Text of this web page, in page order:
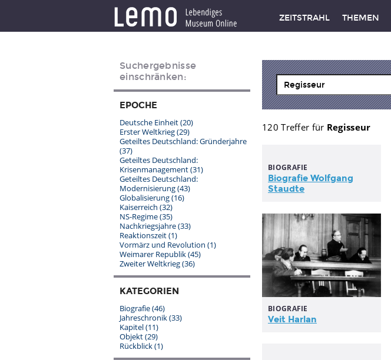
ZEITSTRAHL THEMEN
120 Treffer für Regisseur
BIOGRAFIE
Biografie Wolfgang
Staudte
BIOGRAFIE
Veit Harlan
Suchergebnisse
einschränken:
EPOCHE
Deutsche Einheit(20)
Erster Weltkrieg(29)
Geteiltes Deutschland: Gründerjahre
(37)
Geteiltes Deutschland:
Krisenmanagement(31)
Geteiltes Deutschland:
Modernisierung(43)
Globalisierung(16)
Kaiserreich (32)
NS-Regime(35)
Nachkriegsjahre(33)
Reaktionszeit(1)
Vormärz und Revolution (1)
Weimarer Republik(45)
Zweiter Weltkrieg(36)
KATEGORIEN
Biografie(46)
Jahreschronik(33)
Kapitel(11)
Objekt(29)
Rückblick(1)